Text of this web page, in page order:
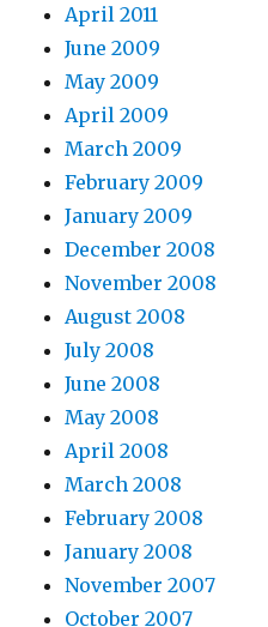
April 2011
June 2009
May 2009
April 2009
March 2009
February 2009
January 2009
December 2008
November 2008
August 2008
July 2008
June 2008
May 2008
April 2008
March 2008
February 2008
January 2008
November 2007
October 2007